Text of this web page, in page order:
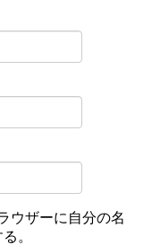
ウザーに自分の名
。